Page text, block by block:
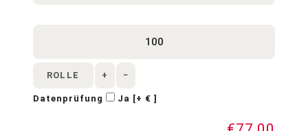
Datenprüfung Ja [+ € ]
ROLLE + −